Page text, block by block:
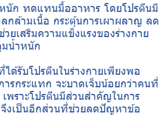
นัก ทดแทนมื้ออาหาร โดยโปรตีนมี
กล้ามเนื้อ กระตุ้นการเผาผลาญ ลด
ยเสริมความแข็งแรงของร่างกาย
น้ำหนัก
ด้รับโปรตีนในร่างกายเพียงพอ
ารกระแทก จะบาดเจ็บน้อยกว่าคนที่
พราะโปรตีนมีส่วนสำคัญในการ
จึงเป็นอีกส่วนที่ช่วยลดปัญหาข้อ